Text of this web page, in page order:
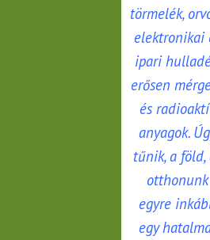
törmelék,
elektronikai
ipari
erősen
és
anyagok.
tűnik, a föld,
otthonunk
egyre
egy